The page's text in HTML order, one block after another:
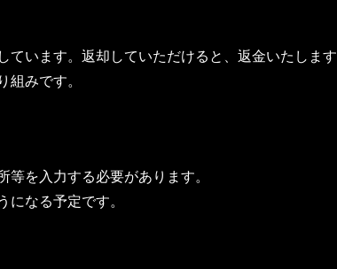
ています。返却していただけると、返金いたしま
組みです。
を入力する必要があります。
になる予定です。